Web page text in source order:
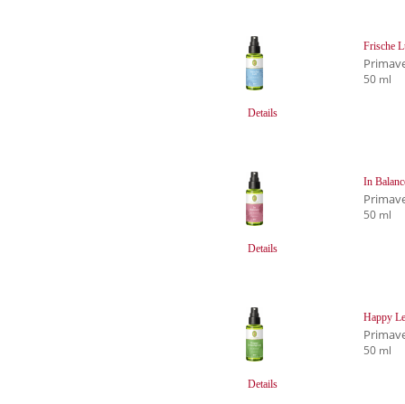
Details
Frische
50 ml
Details
In
50 ml
Details
Happy
50 ml